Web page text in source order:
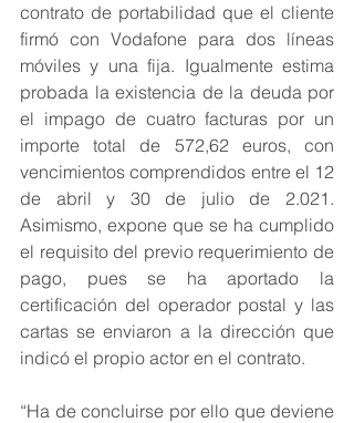
contrato de portabilidad que el cliente
firmó con Vodafone para dos líneas
móviles y una fija. Igualmente estima
probada la existencia de la deuda por
el impago de cuatro facturas por un
importe total de 572,62 euros, con
vencimientos comprendidos entre el 12
de abril y 30 de julio de 2.021.
Asimismo, expone que se ha cumplido
el requisito del previo requerimiento de
pago, pues se ha aportado la
certificación del operador postal y las
cartas se enviaron a la dirección que
indicó el propio actor en el contrato.
“Ha de concluirse por ello que deviene